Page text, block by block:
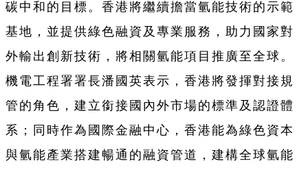
碳中和的目標。香港將繼續擔當氫能技術的示範
基地，並提供綠色融資及專業服務，助力國家對
外輸出創新技術，將相關氫能項目推廣至全球。
機電工程署署長潘國英表示，香港將發揮對接規
管的角色，建立銜接國內外市場的標準及認證體
系；同時作為國際金融中心，香港能為綠色資本
與氫能產業搭建暢通的融資管道，建構全球氫能